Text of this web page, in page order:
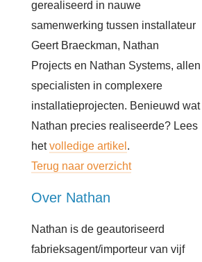
gerealiseerd in nauwe
samenwerking tussen installateur
Geert Braeckman, Nathan
Projects en Nathan Systems, allen
specialisten in complexere
installatieprojecten. Benieuwd wat
Nathan precies realiseerde? Lees
hetvolledige artikel.
Terug naar overzicht
Over Nathan
Nathan is de geautoriseerd
fabrieksagent/importeur van vijf